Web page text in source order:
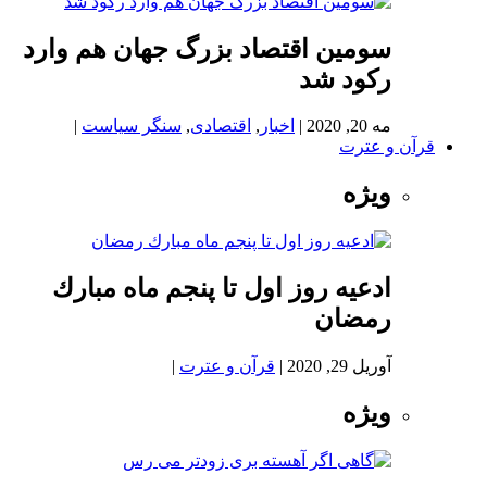
سومین اقتصاد بزرگ جهان هم وارد
رکود شد
مه 20, 2020 | اخبار , اقتصادی, سنگر سیاست |
قرآن و عترت
ویژه
ادعيه روز اول تا پنجم ماه مبارك
رمضان
آوریل 29, 2020 | قرآن و عترت |
ویژه